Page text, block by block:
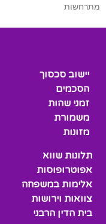
מתרחשות
יישוב סכסוך
הסכמים
זמני שהות
משמורת
מזונות
תלונות שווא
אפוטרופוסות
אלימות במשפחה
צוואות וירושות
בית הדין הרבני